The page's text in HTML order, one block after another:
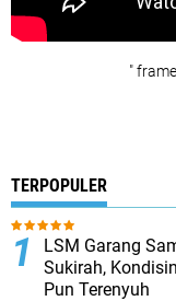
"
TERPOPULER
LSM Garang
Sukirah,
Pun Terenyuh